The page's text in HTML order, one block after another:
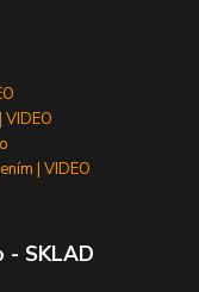
| VIDEO
- SKLAD